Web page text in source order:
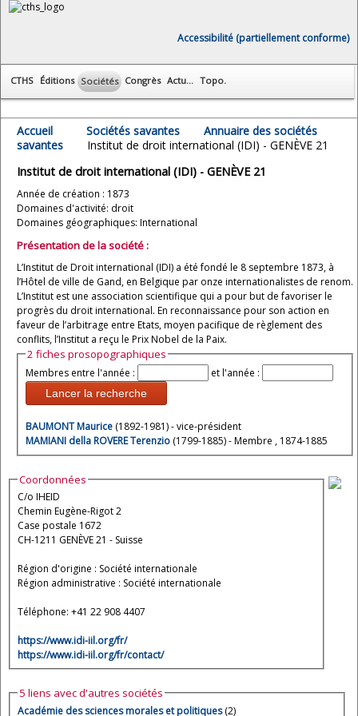
Accessibilité (partiellement conforme)
CTHS Éditions Sociétés Congrès Actu... Topo.
Accueil Sociétés savantes
Annuaire des sociétés
savantes
Institut de droit international (IDI) - GENÈVE 21
Institut de droit international (IDI) - GENÈVE 21
Année de création : 1873
Domaines d'activité: droit
Domaines géographiques: International
Présentation de la société :
L’Institut de Droit international (IDI) a été fondé le 8 septembre 1873, à
l’Hôtel de ville de Gand, en Belgique par onze internationalistes de renom.
L’Institut est une association scientifique qui a pour but de favoriser le
progrès du droit international. En reconnaissance pour son action en
faveur de l’arbitrage entre Etats, moyen pacifique de règlement des
conflits, l’Institut a reçu le Prix Nobel de la Paix.
2 fiches prosopographiques
Membres entre l'année : et l'année :
Lancer la recherche
BAUMONT Maurice (1892-1981) - vice-président
MAMIANI della ROVERE Terenzio (1799-1885) - Membre , 1874-1885
Coordonnées
C/o IHEID
Chemin Eugène-Rigot 2
Case postale 1672
CH-1211 GENÈVE 21 - Suisse
Région d'origine : Société internationale
Région administrative : Société internationale
Téléphone: +41 22 908 4407
https://www.idi-iil.org/fr/
https://www.idi-iil.org/fr/contact/
5 liens avec d'autres sociétés
Académie des sciences morales et politiques(2)